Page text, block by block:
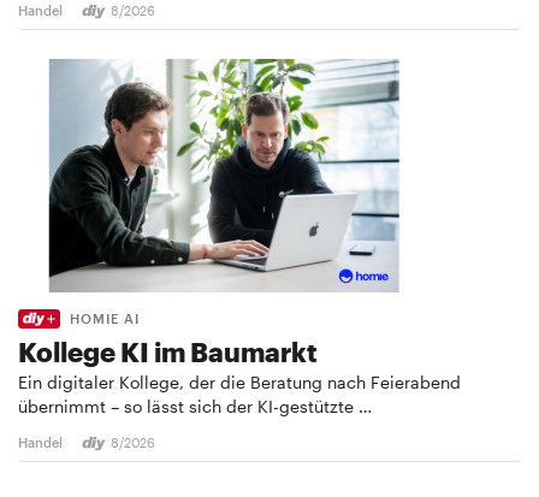
Handel 8/2026
HOMIE AI
Kollege KI im Baumarkt
Ein digitaler Kollege, der die Beratung nach Feierabend
übernimmt – so lässt sich der KI-gestützte …
Handel 8/2026